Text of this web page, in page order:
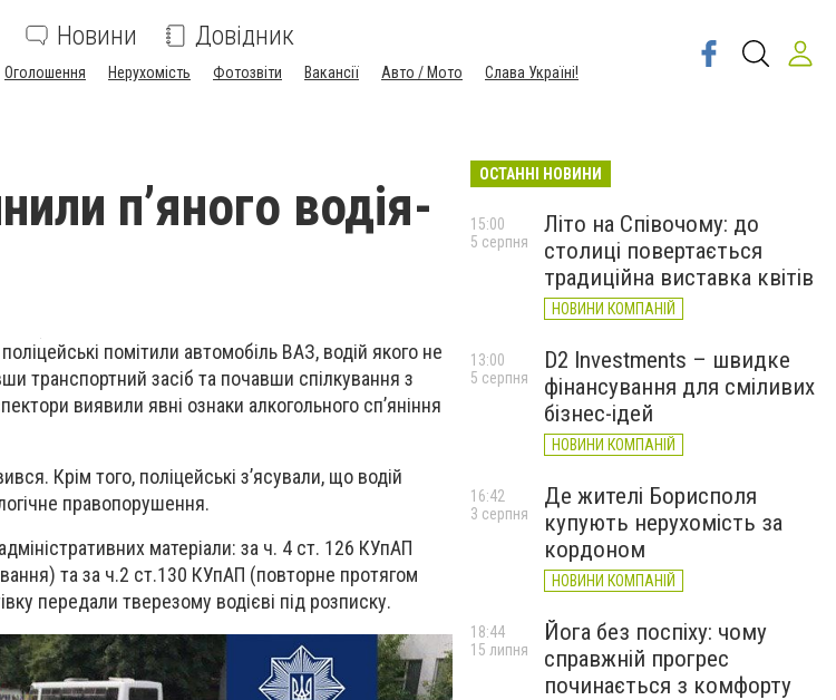
Новини Довідник
Оголошення Нерухомість Фотозвіти Вакансії Авто / Мото Слава Україні!
п’яного водія-
помітили автомобіль ВАЗ, водій якого не
транспортний засіб та почавши спілкування з
виявили явні ознаки алкогольного сп’яніння
Крім того, поліцейські з’ясували, що водій
правопорушення.
матеріали: за ч. 4 ст. 126 КУпАП
та за ч.2 ст.130 КУпАП (повторне протягом
передали тверезому водієві під розписку.
ОСТАННІ НОВИНИ
Літо на Співочому: до
столиці повертається
традиційна виставка квітів
НОВИНИ КОМПАНІЙ
15:00
5 серпня
D2 Investments – швидке
фінансування для сміливих
бізнес-ідей
НОВИНИ КОМПАНІЙ
13:00
5 серпня
Де жителі Борисполя
купують нерухомість за
кордоном
НОВИНИ КОМПАНІЙ
16:42
3 серпня
Йога без поспіху: чому
справжній прогрес
починається з комфорту
18:44
15 липня